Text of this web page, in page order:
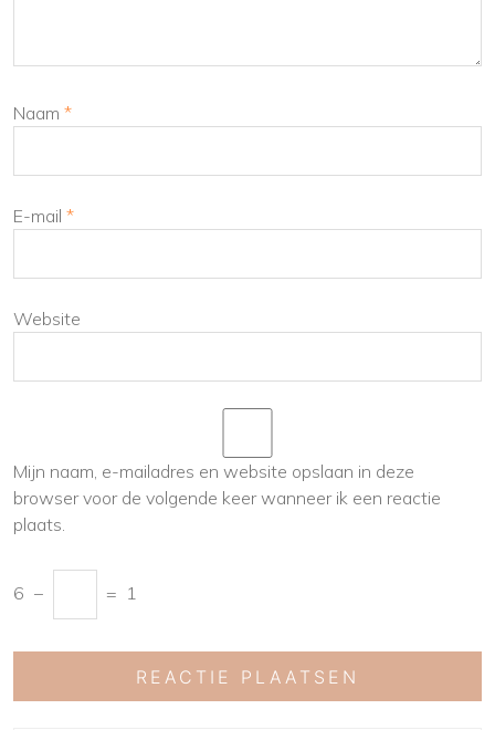
Naam *
E-mail *
Website
Mijn naam, e-mailadres en website opslaan in deze
browser voor de volgende keer wanneer ik een reactie
plaats.
6 − = 1